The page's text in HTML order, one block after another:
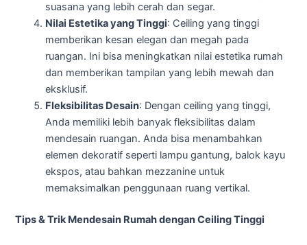
suasana yang lebih cerah dan segar.
Nilai Estetika yang Tinggi: Ceiling yang tinggi
memberikan kesan elegan dan megah pada
ruangan. Ini bisa meningkatkan nilai estetika rumah
dan memberikan tampilan yang lebih mewah dan
eksklusif.
Fleksibilitas Desain: Dengan ceiling yang tinggi,
Anda memiliki lebih banyak fleksibilitas dalam
mendesain ruangan. Anda bisa menambahkan
elemen dekoratif seperti lampu gantung, balok kayu
ekspos, atau bahkan mezzanine untuk
memaksimalkan penggunaan ruang vertikal.
Tips & Trik Mendesain Rumah dengan Ceiling Tinggi